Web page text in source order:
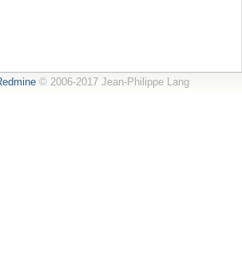
© 2006-2017 Jean-Philippe Lang